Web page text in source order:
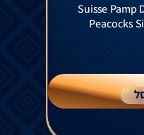
Suisse Pamp
Peacocks